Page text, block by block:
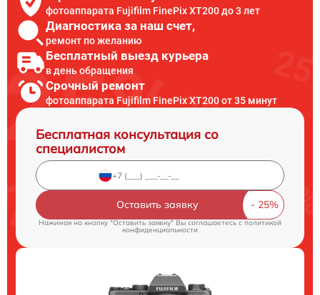
фотоаппарата Fujifilm FinePix XT200 до 3 лет
Диагностика за наш счет,
ремонт по желанию
Бесплатный выезд курьера
в день обращения
Срочный ремонт
фотоаппарата Fujifilm FinePix XT200 от 35 минут
Бесплатная консультация со
специалистом
Оставить заявку
Нажимая на кнопку "Оставить заявку" Вы соглашаетесь c политикой
конфиденциальности